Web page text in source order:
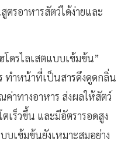
รอาหารสัตว์ได้ง่ายและ
ดรไลเสตแบบเข้มข้น”
ทำหน้าที่เป็นสารดึงดูดกลิ่น
าทางอาหาร ส่งผลให้สัตว์
เร็วขึ้น และมีอัตรารอดสูง
บเข้มข้นยังเหมาะสมอย่าง